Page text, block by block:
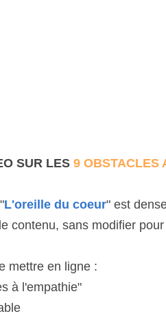
SUR LES 9 OBSTACLES
L'oreille du coeur" est
contenu, sans modifier
mettre en ligne :
à l'empathie"